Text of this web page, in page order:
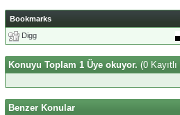
Bookmarks
Digg
Konuyu Toplam 1 Üye okuyor. (0
Benzer Konular